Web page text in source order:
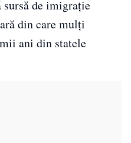
de imigrație
din care mulți
ani din statele